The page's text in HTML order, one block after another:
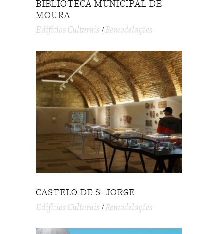
BIBLIOTECA MUNICIPAL DE
MOURA
Edifícios Culturais Remodelações
CASTELO DE S. JORGE
Edifícios Culturais Remodelações